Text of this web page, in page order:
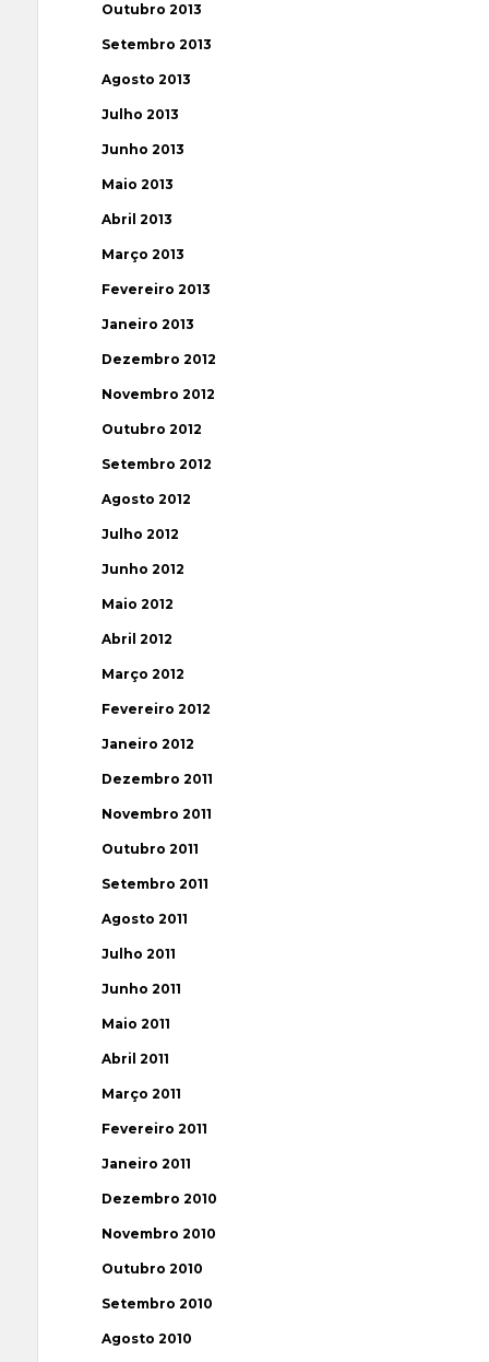
Outubro 2013
Setembro 2013
Agosto 2013
Julho 2013
Junho 2013
Maio 2013
Abril 2013
Março 2013
Fevereiro 2013
Janeiro 2013
Dezembro 2012
Novembro 2012
Outubro 2012
Setembro 2012
Agosto 2012
Julho 2012
Junho 2012
Maio 2012
Abril 2012
Março 2012
Fevereiro 2012
Janeiro 2012
Dezembro 2011
Novembro 2011
Outubro 2011
Setembro 2011
Agosto 2011
Julho 2011
Junho 2011
Maio 2011
Abril 2011
Março 2011
Fevereiro 2011
Janeiro 2011
Dezembro 2010
Novembro 2010
Outubro 2010
Setembro 2010
Agosto 2010